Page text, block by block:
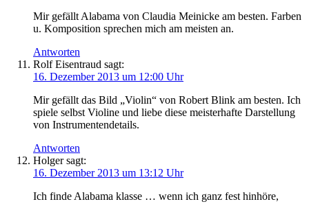
Mir gefällt Alabama von Claudia Meinicke am besten. Farben
u. Komposition sprechen mich am meisten an.
Antworten
Rolf Eisentraud sagt:
16. Dezember 2013 um 12:00 Uhr
Mir gefällt das Bild „Violin“ von Robert Blink am besten. Ich
spiele selbst Violine und liebe diese meisterhafte Darstellung
von Instrumentendetails.
Antworten
Holger sagt:
16. Dezember 2013 um 13:12 Uhr
Ich finde Alabama klasse … wenn ich ganz fest hinhöre,